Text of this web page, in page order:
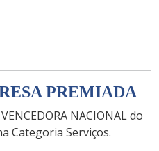
PREMIADA
NACIONAL do
Categoria Serviços.